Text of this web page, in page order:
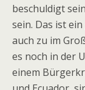
beschuldigt
sein. Das ist
auch zu im
es noch in der
einem